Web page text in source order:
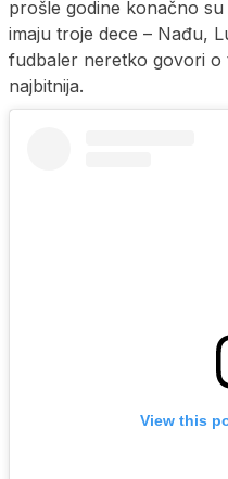
prošle godine konačno su
imaju troje dece – Nađu,
fudbaler neretko govori o
najbitnija.
View this